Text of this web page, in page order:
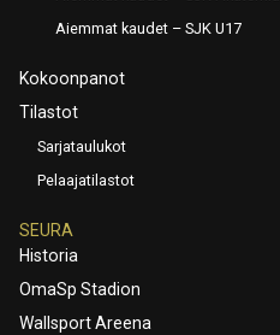
Aiemmat kaudet – SJK U17
Kokoonpanot
Tilastot
Sarjataulukot
Pelaajatilastot
SEURA
Historia
OmaSp Stadion
Wallsport Areena